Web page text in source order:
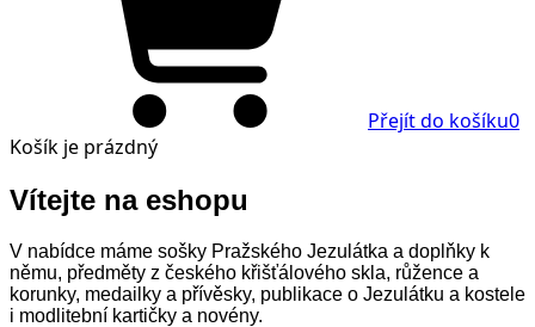
Přejít do košíku0
Košík je prázdný
Vítejte na eshopu
V nabídce máme sošky Pražského Jezulátka a doplňky k
němu, předměty z českého křišťálového skla, růžence a
korunky, medailky a přívěsky, publikace o Jezulátku a kostele
i modlitební kartičky a novény.